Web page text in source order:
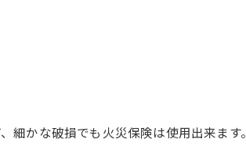
かな破損でも火災保険は使用出来ます。